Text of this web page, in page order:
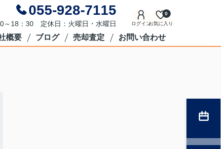
055-928-7115
～18：30 定休日：火曜日・水曜日 ログインお気に入り
0
概要 ブログ 売却査定 お問い合わせ